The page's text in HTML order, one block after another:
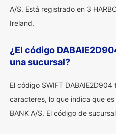
A/S. Está registrado en 3
Ireland.
¿El código
una sucursal?
El código SWIFT
caracteres, lo que indica que es
BANK A/S. El código de